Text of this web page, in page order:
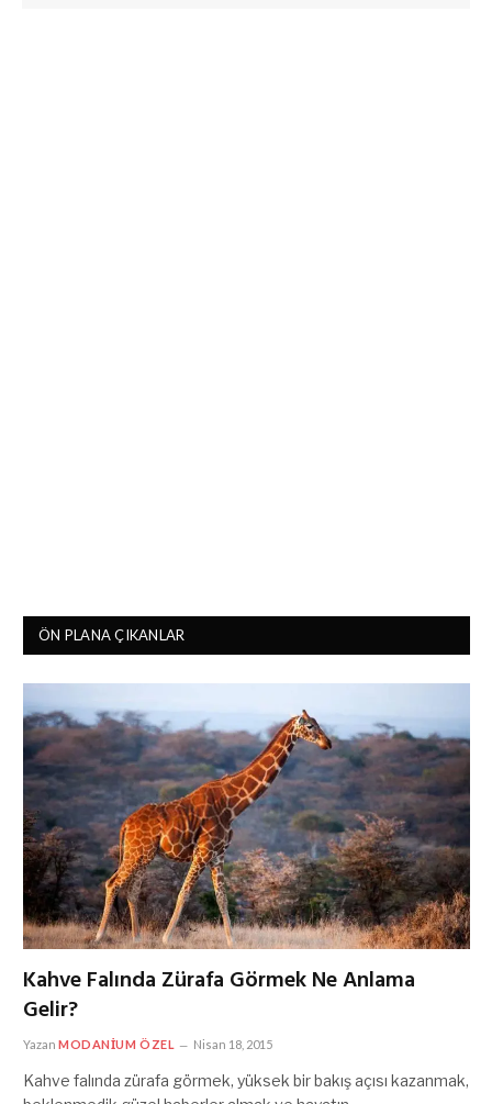
ÖN PLANA ÇIKANLAR
Kahve Falında Zürafa Görmek Ne Anlama
Gelir?
Yazan MODANIUM ÖZEL Nisan 18, 2015
Kahve falında zürafa görmek, yüksek bir bakış açısı kazanmak,